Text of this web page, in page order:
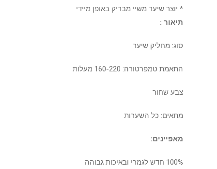
* יוצר שיער משיי מבריק באופן מיידי
תיאור :
סוג: מחליק שיער
התאמת טמפרטורה: 160-220 מעלות
צבע שחור
מתאים: כל השערות
מאפיינים:
100% חדש לגמרי ובאיכות גבוהה